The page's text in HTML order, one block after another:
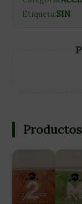
Etiqueta:SIN